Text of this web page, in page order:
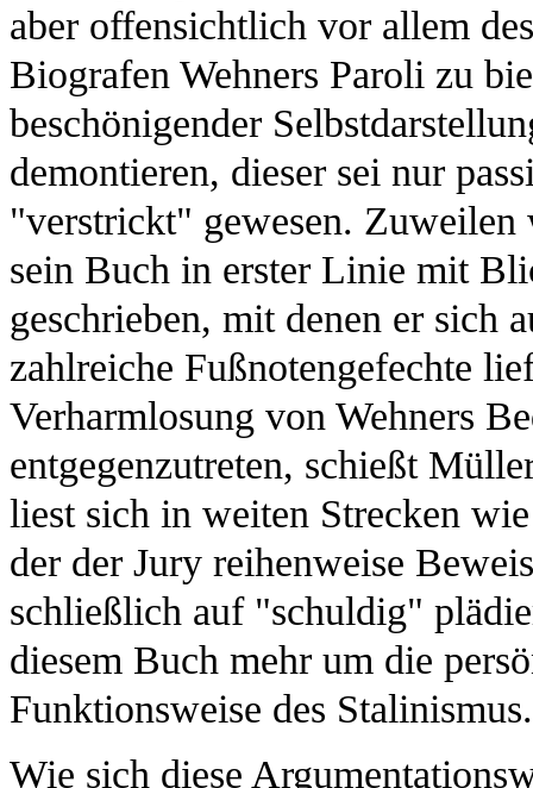
aber offensichtlich vor allem
Biografen Wehners Paroli zu
beschönigender
demontieren, dieser sei nur
"verstrickt" gewesen. Zuweilen
sein Buch in erster Linie mit
geschrieben, mit denen er sich
zahlreiche Fußnotengefechte
Verharmlosung von Wehners
entgegenzutreten, schießt
liest sich in weiten Strecken
der der Jury reihenweise
schließlich auf "schuldig"
diesem Buch mehr um die
Funktionsweise des Stalinismus.
Wie sich diese